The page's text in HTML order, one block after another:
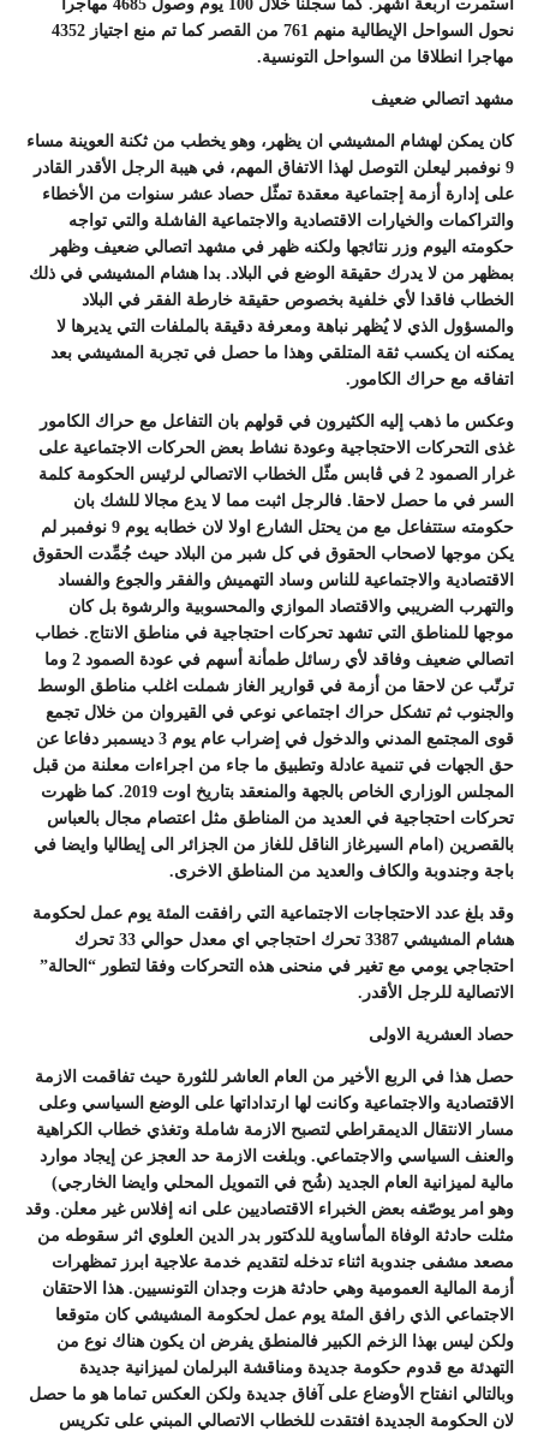
استمرت أربعة أشهر. كما سجلنا خلال 100 يوم وصول 4685 مهاجرا
نحول السواحل الإيطالية منهم 761 من القصر كما تم منع اجتياز 4352
مهاجرا انطلاقا من السواحل التونسية.
مشهد اتصالي ضعيف
كان يمكن لهشام المشيشي ان يظهر، وهو يخطب من ثكنة العوينة مساء
9 نوفمبر ليعلن التوصل لهذا الاتفاق المهم، في هيبة الرجل الأقدر القادر
على إدارة أزمة إجتماعية معقدة تمثّل حصاد عشر سنوات من الأخطاء
والتراكمات والخيارات الاقتصادية والاجتماعية الفاشلة والتي تواجه
حكومته اليوم وزر نتائجها ولكنه ظهر في مشهد اتصالي ضعيف وظهر
بمظهر من لا يدرك حقيقة الوضع في البلاد. بدا هشام المشيشي في ذلك
الخطاب فاقدا لأي خلفية بخصوص حقيقة خارطة الفقر في البلاد
والمسؤول الذي لا يُظهر نباهة ومعرفة دقيقة بالملفات التي يديرها لا
يمكنه ان يكسب ثقة المتلقي وهذا ما حصل في تجربة المشيشي بعد
اتفاقه مع حراك الكامور.
وعكس ما ذهب إليه الكثيرون في قولهم بان التفاعل مع حراك الكامور
غذى التحركات الاحتجاجية وعودة نشاط بعض الحركات الاجتماعية على
غرار الصمود 2 في ڤابس مثّل الخطاب الاتصالي لرئيس الحكومة كلمة
السر في ما حصل لاحقا. فالرجل اثبت مما لا يدع مجالا للشك بان
حكومته ستتفاعل مع من يحتل الشارع اولا لان خطابه يوم 9 نوفمبر لم
يكن موجها لاصحاب الحقوق في كل شبر من البلاد حيث جُمِّدت الحقوق
الاقتصادية والاجتماعية للناس وساد التهميش والفقر والجوع والفساد
والتهرب الضريبي والاقتصاد الموازي والمحسوبية والرشوة بل كان
موجها للمناطق التي تشهد تحركات احتجاجية في مناطق الانتاج. خطاب
اتصالي ضعيف وفاقد لأي رسائل طمأنة أسهم في عودة الصمود 2 وما
ترتّب عن لاحقا من أزمة في قوارير الغاز شملت اغلب مناطق الوسط
والجنوب ثم تشكل حراك اجتماعي نوعي في القيروان من خلال تجمع
قوى المجتمع المدني والدخول في إضراب عام يوم 3 ديسمبر دفاعا عن
حق الجهات في تنمية عادلة وتطبيق ما جاء من اجراءات معلنة من قبل
المجلس الوزاري الخاص بالجهة والمنعقد بتاريخ اوت 2019. كما ظهرت
تحركات احتجاجية في العديد من المناطق مثل اعتصام مجال بالعباس
بالقصرين (امام السيرغاز الناقل للغاز من الجزائر الى إيطاليا وايضا في
باجة وجندوبة والكاف والعديد من المناطق الاخرى.
وقد بلغ عدد الاحتجاجات الاجتماعية التي رافقت المئة يوم عمل لحكومة
هشام المشيشي 3387 تحرك احتجاجي اي معدل حوالي 33 تحرك
احتجاجي يومي مع تغير في منحنى هذه التحركات وفقا لتطور “الحالة”
الاتصالية للرجل الأقدر.
حصاد العشرية الاولى
حصل هذا في الربع الأخير من العام العاشر للثورة حيث تفاقمت الازمة
الاقتصادية والاجتماعية وكانت لها ارتداداتها على الوضع السياسي وعلى
مسار الانتقال الديمقراطي لتصبح الازمة شاملة وتغذي خطاب الكراهية
والعنف السياسي والاجتماعي. وبلغت الازمة حد العجز عن إيجاد موارد
مالية لميزانية العام الجديد (شُح في التمويل المحلي وايضا الخارجي)
وهو امر يوصّفه بعض الخبراء الاقتصاديين على انه إفلاس غير معلن. وقد
مثلت حادثة الوفاة المأساوية للدكتور بدر الدين العلوي اثر سقوطه من
مصعد مشفى جندوبة اثناء تدخله لتقديم خدمة علاجية ابرز تمظهرات
أزمة المالية العمومية وهي حادثة هزت وجدان التونسيين. هذا الاحتقان
الاجتماعي الذي رافق المئة يوم عمل لحكومة المشيشي كان متوقعا
ولكن ليس بهذا الزخم الكبير فالمنطق يفرض ان يكون هناك نوع من
التهدئة مع قدوم حكومة جديدة ومناقشة البرلمان لميزانية جديدة
وبالتالي انفتاح الأوضاع على آفاق جديدة ولكن العكس تماما هو ما حصل
لان الحكومة الجديدة افتقدت للخطاب الاتصالي المبني على تكريس